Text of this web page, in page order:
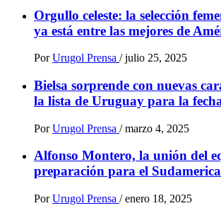
Orgullo celeste: la selección
ya está entre las mejores de
Por Urugol Prensa / julio 25, 2025
Bielsa sorprende con nuevas
la lista de Uruguay para la
Por Urugol Prensa / marzo 4, 2025
Alfonso Montero, la unión del
preparación para el
Por Urugol Prensa / enero 18, 2025